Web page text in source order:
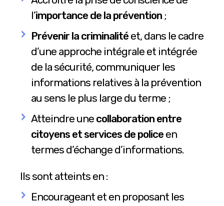
l’importance de la prévention ;
Prévenir la criminalité et, dans le cadre
d’une approche intégrale et intégrée
de la sécurité, communiquer les
informations relatives à la prévention
au sens le plus large du terme ;
Atteindre une collaboration entre
citoyens et services de police en
termes d’échange d’informations.
Ils sont atteints en :
Encourageant et en proposant les